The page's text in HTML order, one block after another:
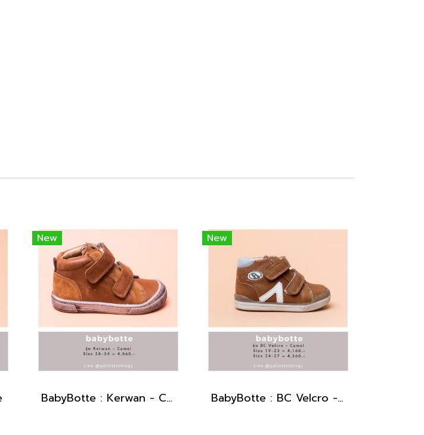
New
BabyBotte : Kerwan - Camel
New
BabyBotte : BC Velcro - Camel